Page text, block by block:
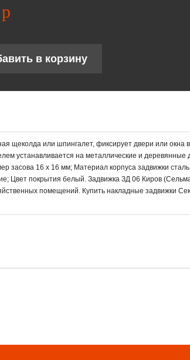
p
щеколда или шпингалет, фиксирует двери или окна в
устанавливается на металлические и деревянные
засова 16 х 16 мм; Материал корпуса задвижки
Цвет покрытия белый. Задвижка ЗД 06 Киров
помещений. Купить накладные задвижки